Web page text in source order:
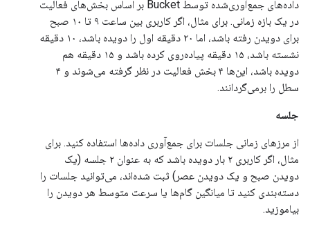
داده‌های جمع‌آوری‌شده توسط Bucket بر اساس بخش‌های فعالیت
در یک بازه زمانی. برای مثال، اگر کاربری بین ساعت ۹ تا ۱۰ صبح
برای دویدن رفته باشد، اما ۲۰ دقیقه اول را دویده باشد، ۱۰ دقیقه
نشسته باشد، ۱۵ دقیقه پیاده‌روی کرده باشد و ۱۵ دقیقه هم
دویده باشد، این‌ها ۴ بخش فعالیت در نظر گرفته می‌شوند و ۴
سطل را برمی‌گردانند.
جلسه
از مرزهای زمانی جلسات برای جمع‌آوری داده‌ها استفاده کنید. برای
مثال، اگر کاربری ۲ بار دویده باشد که به عنوان ۲ جلسه (یک
دویدن صبح و یک دویدن عصر) ثبت شده‌اند، می‌توانید جلسات را
دسته‌بندی کنید تا میانگین گام‌ها یا سرعت متوسط ​​هر دویدن را
بیاموزید.